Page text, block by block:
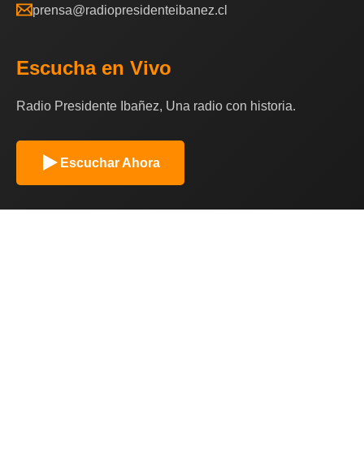
prensa@radiopresidenteibanez.cl
Escucha en Vivo
Radio Presidente Ibañez, Una radio con historia.
Escuchar Ahora